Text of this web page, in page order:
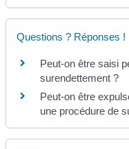
Questions ? Réponses !
Peut-on être saisi
surendettement ?
Peut-on être
une procédure de